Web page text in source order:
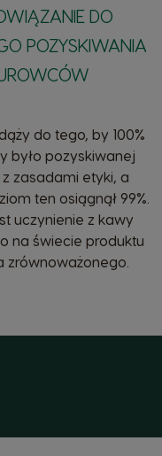
DO
POZYSKIWANIA
do tego, by 100%
było pozyskiwanej
zasadami etyki, a
ten osiągnął 99%.
uczynienie z kawy
na świecie produktu
zrównoważonego.